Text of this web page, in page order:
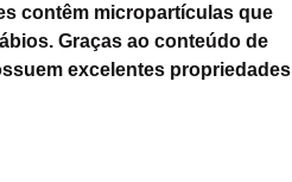
contêm micropartículas que
Graças ao conteúdo de
excelentes propriedades